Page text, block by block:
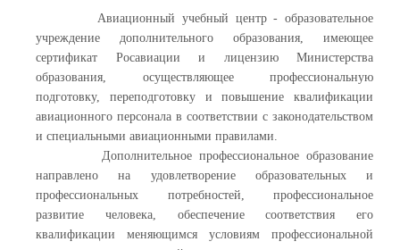
Авиационный учебный центр -образовательное
учреждение дополнительного образования, имеющее
сертификат Росавиации и лицензию Министерства
образования, осуществляющее профессиональную
подготовку, переподготовку и повышение квалификации
авиационного персонала в соответствии с законодательством
и специальными авиационными правилами.
Дополнительное профессиональное образование
направлено на удовлетворение образовательных и
профессиональных потребностей, профессиональное
развитие человека, обеспечение соответствия его
квалификации меняющимся условиям профессиональной